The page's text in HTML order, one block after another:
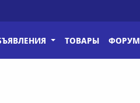
ТОВАРЫ ФОРУМ